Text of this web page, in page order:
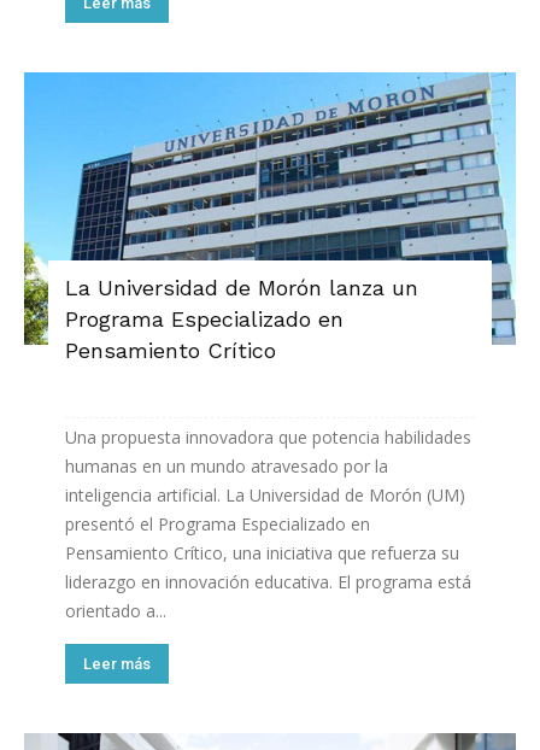
La Universidad de Morón lanza un
Programa Especializado en
Pensamiento Crítico
Una propuesta innovadora que potencia habilidades
humanas en un mundo atravesado por la
inteligencia artificial. La Universidad de Morón (UM)
presentó el Programa Especializado en
Pensamiento Crítico, una iniciativa que refuerza su
liderazgo en innovación educativa. El programa está
orientado a...
Leer más